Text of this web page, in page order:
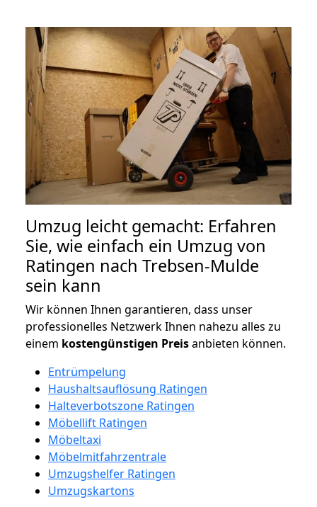
Umzug leicht gemacht: Erfahren
Sie, wie einfach ein Umzug von
Ratingen nach Trebsen-Mulde
sein kann
Wir können Ihnen garantieren, dass unser
professionelles Netzwerk Ihnen nahezu alles zu
einem kostengünstigen Preisanbieten können.
Entrümpelung
Haushaltsauflösung Ratingen
Halteverbotszone Ratingen
Möbellift Ratingen
Möbeltaxi
Möbelmitfahrzentrale
Umzugshelfer Ratingen
Umzugskartons